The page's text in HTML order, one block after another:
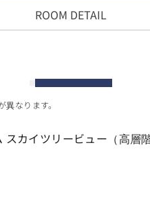
ROOM DETAIL
なります。
カイツリービュー（高層